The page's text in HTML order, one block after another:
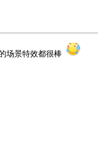
场景特效都很棒